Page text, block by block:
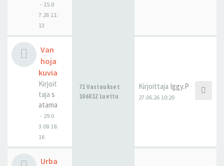
- 15.0
7.26 11:
13
Van
hoja
kuvia
Kirjoit
taja s
atama
- 29.0
3.08 18:
16
71 Vastaukset
106012 Luettu
Kirjoittaja Iggy.P
27.06.26 10:20
Urba